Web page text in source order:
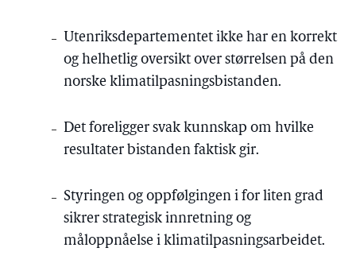
Utenriksdepartementet ikke har en korrekt
og helhetlig oversikt over størrelsen på den
norske klimatilpasningsbistanden.
Det foreligger svak kunnskap om hvilke
resultater bistanden faktisk gir.
Styringen og oppfølgingen i for liten grad
sikrer strategisk innretning og
måloppnåelse i klimatilpasningsarbeidet.